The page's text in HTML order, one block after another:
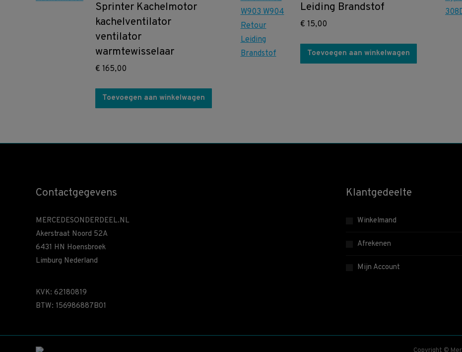
Sprinter Kachelmotor
kachelventilator
ventilator
warmtewisselaar
€ 165,00
Toevoegen aan winkelwagen
Leiding Brandstof
€ 15,00
Toevoegen aan winkelwagen
Contactgegevens
MERCEDESONDERDEEL.NL
Akerstraat Noord 52A
6431 HN Hoensbroek
Limburg Nederland
KVK: 62180819
BTW: 156986887B01
Klantgedeelte
Winkelmand
Afrekenen
Mijn Account
Copyright ©